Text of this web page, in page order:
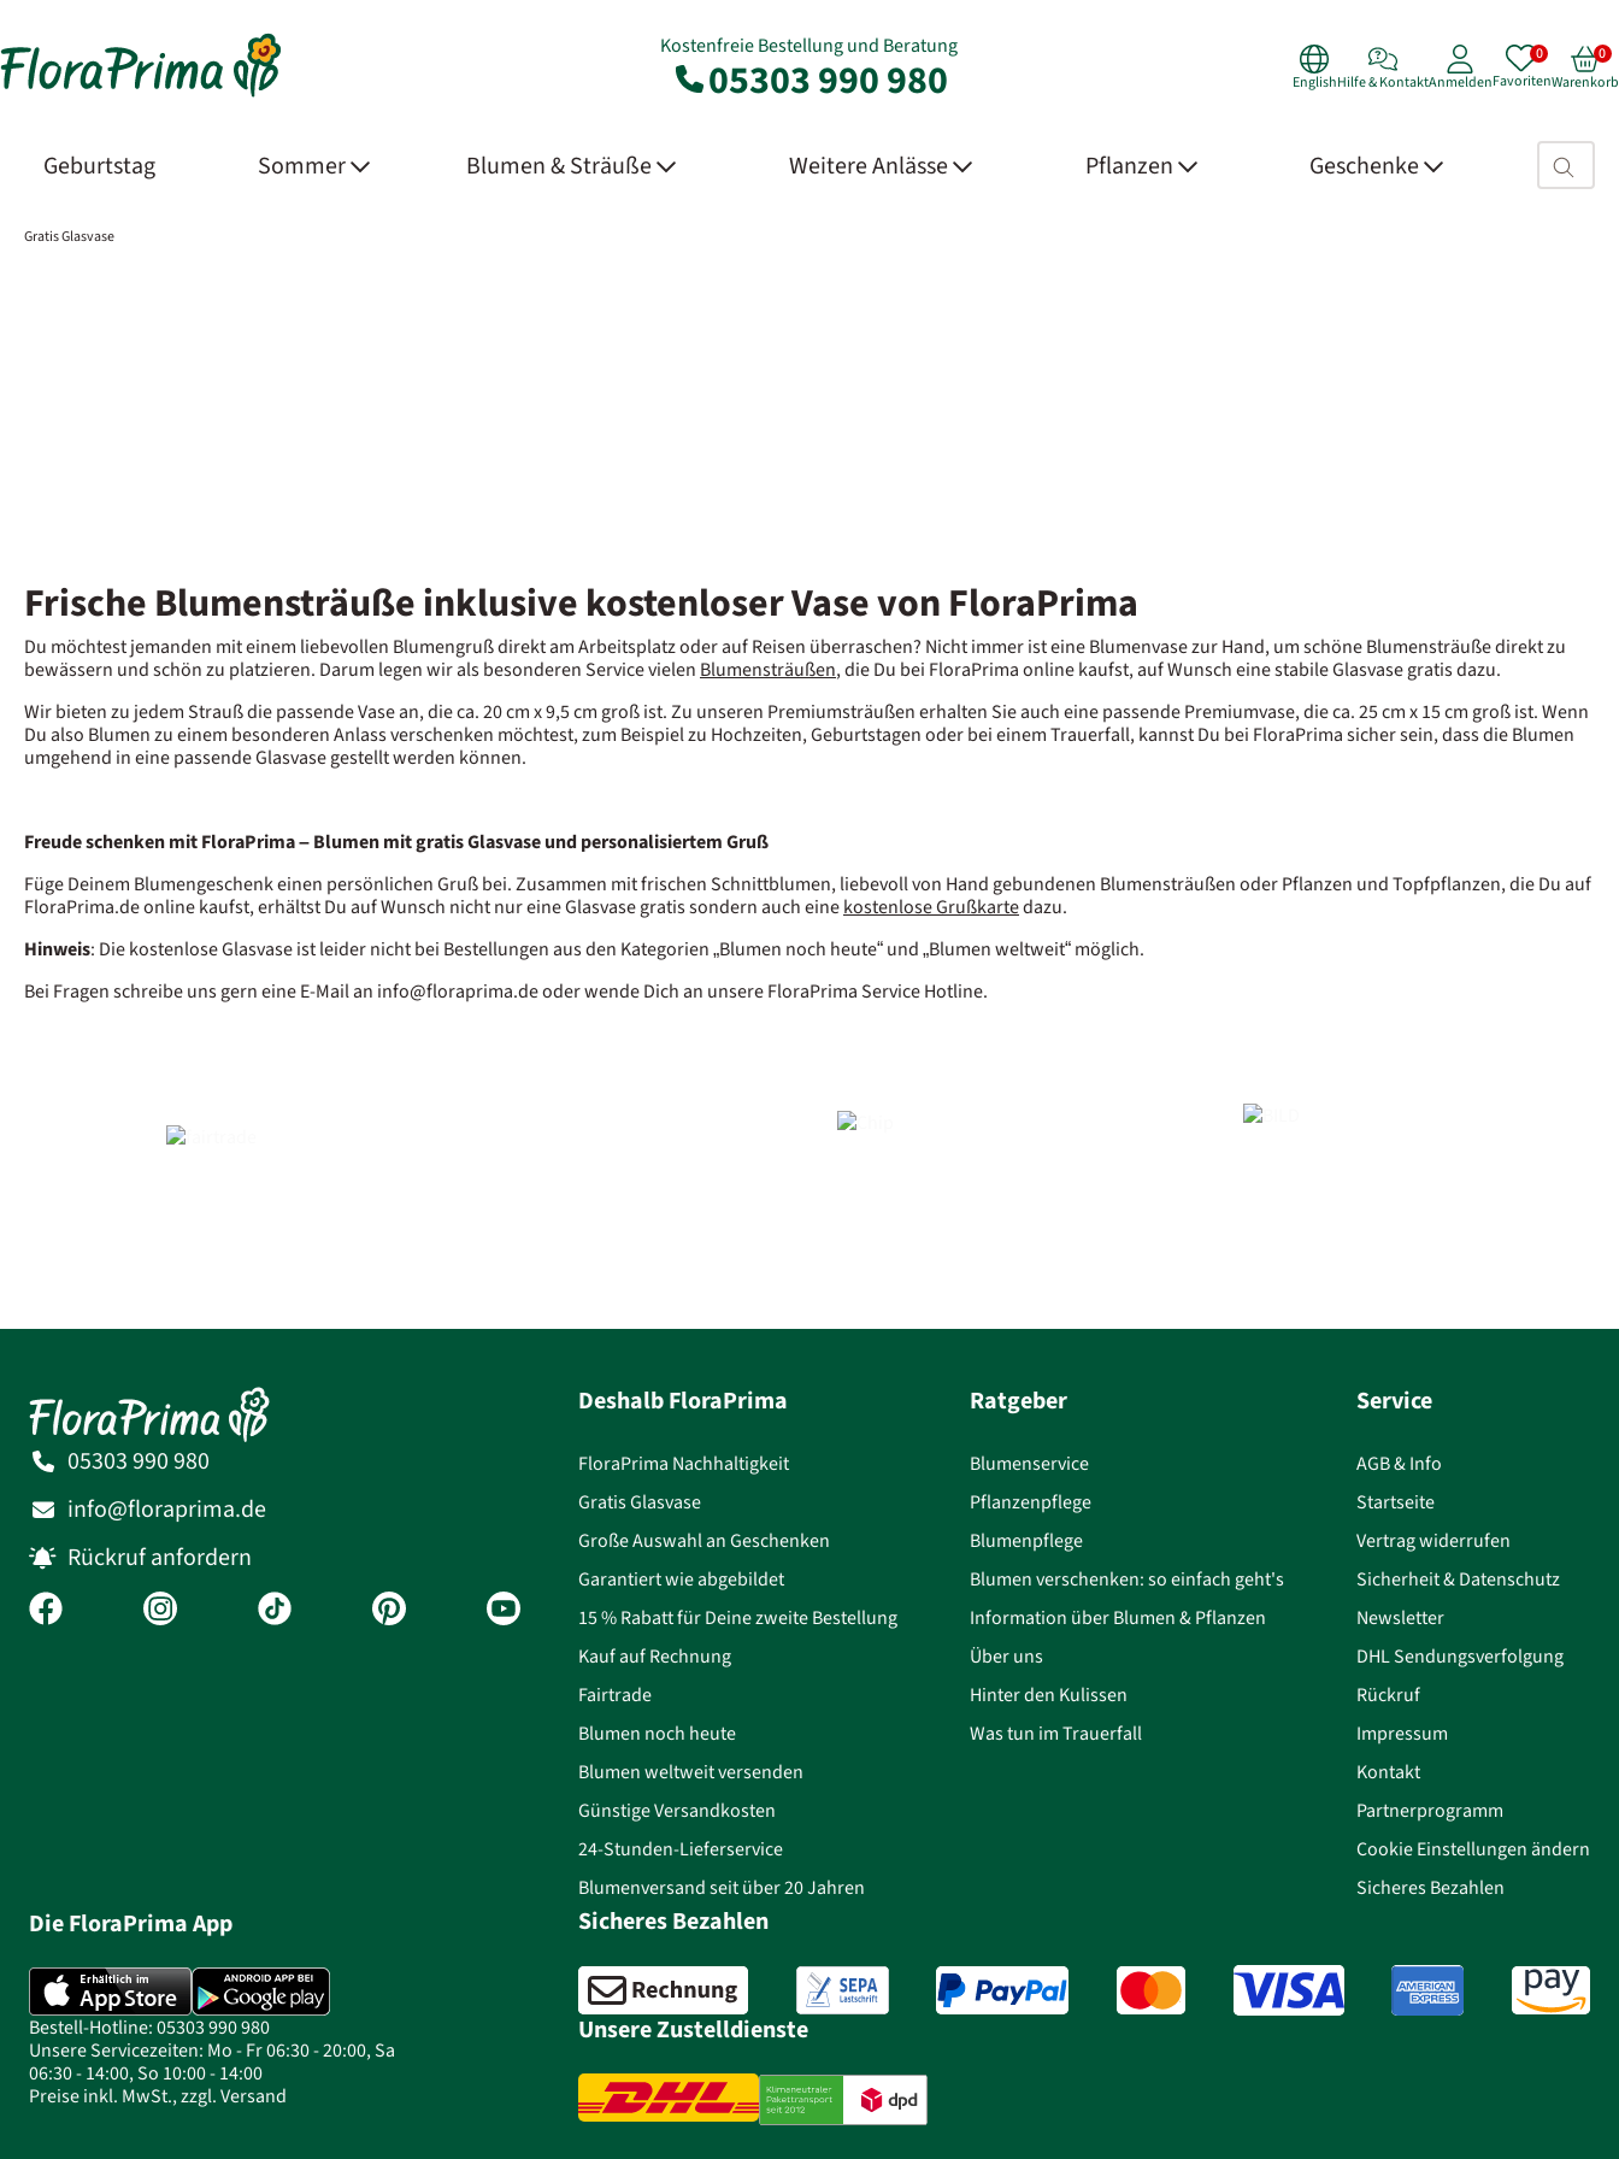
Kostenfreie Bestellung und Beratung
05303 990 980 EnglishHilfe & KontaktAnmeldenFavoritenWarenkorb
Geburtstag Sommer Blumen & Sträuße Weitere Anlässe Pflanzen Geschenke Suchfeld>
Gratis Glasvase
Frische Blumensträuße inklusive kostenloser Vase von FloraPrima
Du möchtest jemanden mit einem liebevollen Blumengruß direkt am Arbeitsplatz oder auf Reisen überraschen? Nicht immer ist eine Blumenvase zur Hand, um schöne Blumensträuße direkt zu
bewässern und schön zu platzieren. Darum legen wir als besonderen Service vielen Blumensträußen, die Du bei FloraPrima online kaufst, auf Wunsch eine stabile Glasvase gratis dazu.
Wir bieten zu jedem Strauß die passende Vase an, die ca. 20 cm x 9,5 cm groß ist. Zu unseren Premiumsträußen erhalten Sie auch eine passende Premiumvase, die ca. 25 cm x 15 cm groß ist. Wenn
Du also Blumen zu einem besonderen Anlass verschenken möchtest, zum Beispiel zu Hochzeiten, Geburtstagen oder bei einem Trauerfall, kannst Du bei FloraPrima sicher sein, dass die Blumen
umgehend in eine passende Glasvase gestellt werden können.
Freude schenken mit FloraPrima – Blumen mit gratis Glasvase und personalisiertem Gruß
Füge Deinem Blumengeschenk einen persönlichen Gruß bei. Zusammen mit frischen Schnittblumen, liebevoll von Hand gebundenen Blumensträußen oder Pflanzen und Topfpflanzen, die Du auf
FloraPrima.de online kaufst, erhältst Du auf Wunsch nicht nur eine Glasvase gratis sondern auch einekostenlose Grußkartedazu.
Hinweis: Die kostenlose Glasvase ist leider nicht bei Bestellungen aus den Kategorien „Blumen noch heute“ und „Blumen weltweit“ möglich.
Bei Fragen schreibe uns gern eine E-Mail an info@floraprima.de oder wende Dich an unsere FloraPrima Service Hotline.
05303 990 980
info@floraprima.de
Rückruf anfordern
Die FloraPrima App
Bestell-Hotline: 05303 990 980
Unsere Servicezeiten: Mo - Fr 06:30 - 20:00, Sa
06:30 - 14:00, So 10:00 - 14:00
Preise inkl. MwSt., zzgl. Versand
Deshalb FloraPrima
FloraPrima Nachhaltigkeit
Gratis Glasvase
Große Auswahl an Geschenken
Garantiert wie abgebildet
15 % Rabatt für Deine zweite Bestellung
Kauf auf Rechnung
Fairtrade
Blumen noch heute
Blumen weltweit versenden
Günstige Versandkosten
24-Stunden-Lieferservice
Blumenversand seit über 20 Jahren
Ratgeber
Blumenservice
Pflanzenpflege
Blumenpflege
Blumen verschenken: so einfach geht's
Information über Blumen & Pflanzen
Über uns
Hinter den Kulissen
Was tun im Trauerfall
Service
AGB & Info
Startseite
Vertrag widerrufen
Sicherheit & Datenschutz
Newsletter
DHL Sendungsverfolgung
Rückruf
Impressum
Kontakt
Partnerprogramm
Cookie Einstellungen ändern
Sicheres Bezahlen
Sicheres Bezahlen
Unsere Zustelldienste